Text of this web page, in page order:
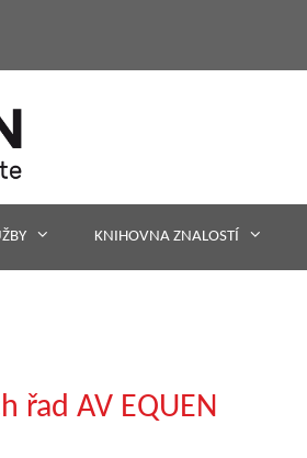
KNIHOVNA ZNALOSTÍ
řad AV EQUEN